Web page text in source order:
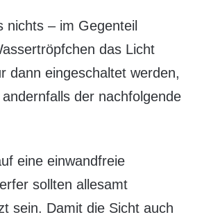
nichts – im Gegenteil
das Licht
dann eingeschaltet werden,
der nachfolgende
eine einwandfreie
sollten allesamt
sein. Damit die Sicht auch